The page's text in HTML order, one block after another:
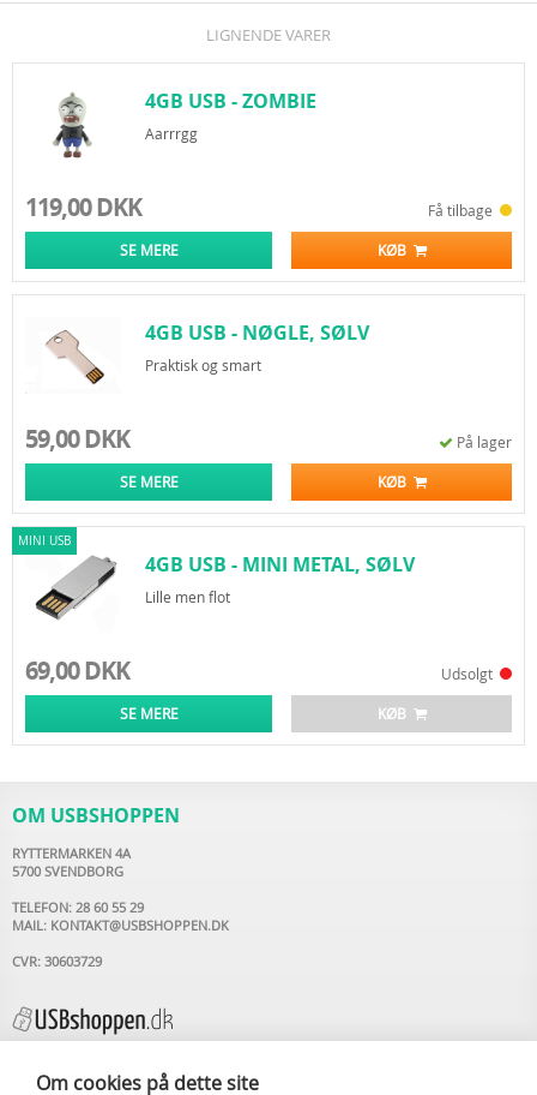
LIGNENDE VARER
4GB USB - ZOMBIE
Aarrrgg
119,00 DKK Få tilbage
SE MERE KØB
4GB USB - NØGLE, SØLV
Praktisk og smart
59,00 DKK På lager
SE MERE KØB
MINI USB
4GB USB - MINI METAL, SØLV
Lille men flot
69,00 DKK Udsolgt
SE MERE KØB
OM USBSHOPPEN
RYTTERMARKEN 4A
5700 SVENDBORG
TELEFON: 28 60 55 29
MAIL: KONTAKT@USBSHOPPEN.DK
CVR: 30603729
Om cookies på dette site